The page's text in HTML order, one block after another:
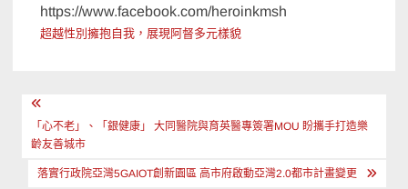
https://www.facebook.com/heroinkmsh
超越性別擁抱自我，展現阿督多元樣貌
文
章
導
「心不老」、「銀健康」 大同醫院與育英醫專簽署MOU 盼攜手打造樂
齡友善城市
落實行政院亞灣5GAIOT創新園區 高市府啟動亞灣2.0都市計畫變更